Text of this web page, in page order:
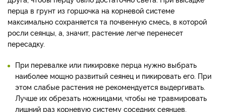
перца в грунт из горшочка на корневой системе
максимально сохраняется та почвенную смесь, в которой
росли сеянцы, а, значит, растение легче перенесет
пересадку.
При перевалке или пикировке перца нужно выбрать
наиболее мощно развитый сеянец и пикировать его. При
этом слабые растения не рекомендуется выдергивать.
Лучше их обрезать ножницами, чтобы не травмировать
лишний раз корневую систему соседних сеянцев.